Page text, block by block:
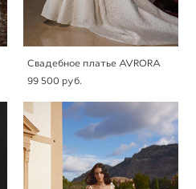
Свадебное платье AVRORA
99 500 pуб.